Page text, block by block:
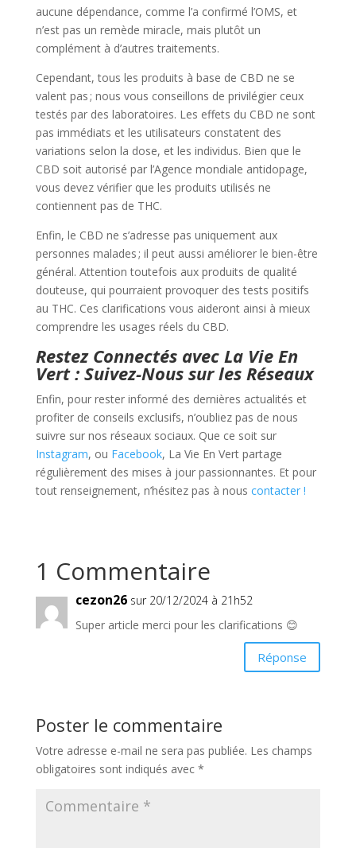
aucune dépendance, comme l’a confirmé l’OMS, et
n’est pas un remède miracle, mais plutôt un
complément à d’autres traitements.
Cependant, tous les produits à base de CBD ne se
valent pas ; nous vous conseillons de privilégier ceux
testés par des laboratoires. Les effets du CBD ne sont
pas immédiats et les utilisateurs constatent des
variations selon la dose, et les individus. Bien que le
CBD soit autorisé par l’Agence mondiale antidopage,
vous devez vérifier que les produits utilisés ne
contiennent pas de THC.
Enfin, le CBD ne s’adresse pas uniquement aux
personnes malades ; il peut aussi améliorer le bien-être
général. Attention toutefois aux produits de qualité
douteuse, qui pourraient provoquer des tests positifs
au THC. Ces clarifications vous aideront ainsi à mieux
comprendre les usages réels du CBD.
Restez Connectés avec La Vie En
Vert : Suivez-Nous sur les Réseaux
Enfin, pour rester informé des dernières actualités et
profiter de conseils exclusifs, n’oubliez pas de nous
suivre sur nos réseaux sociaux. Que ce soit sur
Instagram, ou Facebook, La Vie En Vert partage
régulièrement des mises à jour passionnantes. Et pour
tout renseignement, n’hésitez pas à nous contacter !
1 Commentaire
cezon26 sur 20/12/2024 à 21h52
Super article merci pour les clarifications 😊
Réponse
Poster le commentaire
Votre adresse e-mail ne sera pas publiée. Les champs
obligatoires sont indiqués avec *